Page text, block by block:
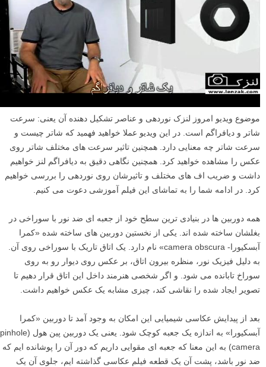
موضوع ویدیو امروز لنزک نوردهی و عناصر تشکیل دهنده آن یعنی: سرعت
شاتر و دیافراگم است. در این ویدیو عملا خواهید فهمید که شاتر چیست و
سرعت شاتر چه معنایی دارد. همچنین تاثیر سرعت های مختلف شاتر روی
عکس را مشاهده خواهید کرد. همچنین نگاهی دقیق به دیافراگم لنز خواهیم
داشت و ضریب اف های مختلف و تاثیرشان روی نوردهی را بررسی خواهیم
کرد. در ادامه شما را به تماشای این فیلم آموزشی دعوت می کنیم.
همه دوربین ها در بنیادی ترین سطح خود از جعبه ای ضد نور با سوراخی در
بغلشان ساخته شده اند. یکی از نخستین دوربین های ساخته شده «کمرا
آبسکیورا- camera obscura» نام دارد. یک اتاق تاریک با سوراخی روی آن.
به دلیل فیزیک نور، منظره بیرون اتاق، بر عکس روی دیوار رو به روی
سوراخ تابانده می شود. و اگر شخصی هنرمند داخل این اتاق قرار دهیم تا
تصویر ایجاد شده را نقاشی کند، چیزی مشابه یک عکس خواهیم داشت.
بعد از پیدایش عکاسی شیمیایی این امکان به وجود آمد تا دوربین «کمرا
آبسکیورا» به اندازه یک جعبه کوچک شود. یعنی یک دوربین پین هول (pinhole
camera) به این معنا که جعبه ای مقوایی داریم که دور آن را پوشانده ایم که
ضد نور باشد، پشت آن یک قطعه فیلم عکاسی گذاشته ایم، جلوی آن یک